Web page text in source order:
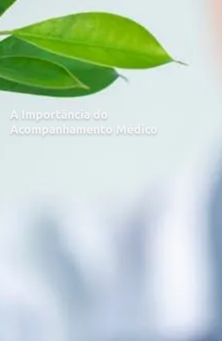
A Importância do
Acompanhamento Médico